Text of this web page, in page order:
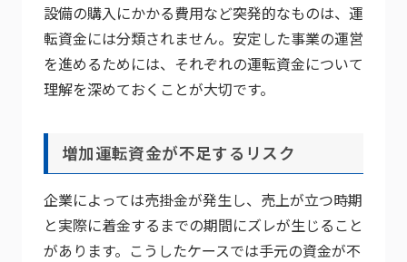
設備の購入にかかる費用など突発的なものは、運
転資金には分類されません。安定した事業の運営
を進めるためには、それぞれの運転資金について
理解を深めておくことが大切です。
増加運転資金が不足するリスク
企業によっては売掛金が発生し、売上が立つ時期
と実際に着金するまでの期間にズレが生じること
があります。こうしたケースでは手元の資金が不